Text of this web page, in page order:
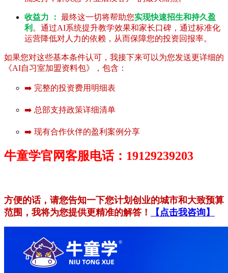
收益力 ： 最终这一切将帮助您实现快速招生和持久盈
利 。通过AI系统提升教学效果和家长口碑，通过标准化
运营降低对人力的依赖，从而保障您的投资回报率。
如果您对这些基本条件认可，我接下来可以为您发送更详细的
《AI自习室加盟资料包》，包含：
➡️ 完整的投资费用明细表
➡️ 总部支持政策详细清单
➡️ 现有合作伙伴的盈利案例分享
牛童学官网客服电话：19129239203
方便的话，请您告知一下您计划创业的城市和大致预算
范围，我将为您提供更精准的解答！
【点击我咨询】